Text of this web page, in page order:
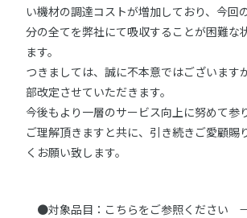
い機材の調達コストが増加しており、今回
分の全てを弊社にて吸収することが困難な
ます。
つきましては、誠に不本意ではございます
部改定させていただきます。
今後もより一層のサービス向上に努めて参
ご理解頂きますと共に、引き続きご愛顧賜
くお願い致します。
●対象品目：こちらをご参照ください